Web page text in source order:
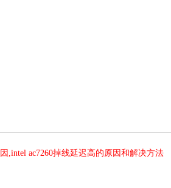
,intel ac7260掉线延迟高的原因和解决方法